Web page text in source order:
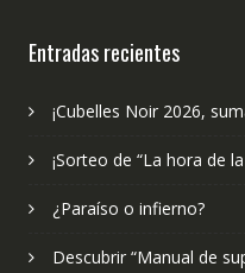
Entradas recientes
¡Cubelles Noir 2026,
¡Sorteo de “La hora de
¿Paraíso o infierno?
Descubrir “Manual de